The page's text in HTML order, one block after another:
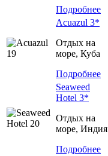
Подробнее
Acuazul 3*
Отдых на
море, Куба
Подробнее
Seaweed
Hotel 3*
Отдых на
море, Индия
Подробнее